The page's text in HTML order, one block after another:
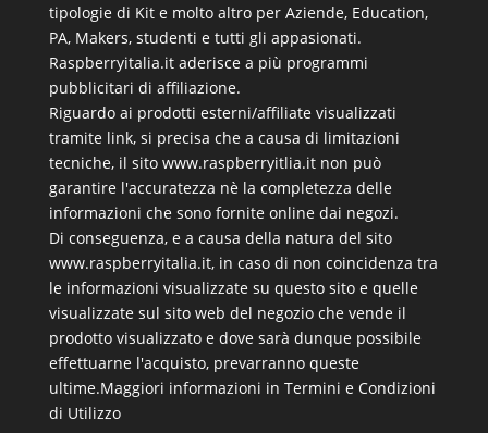
tipologie di Kit e molto altro per Aziende, Education,
PA, Makers, studenti e tutti gli appasionati.
Raspberryitalia.it aderisce a più programmi
pubblicitari di affiliazione.
Riguardo ai prodotti esterni/affiliate visualizzati
tramite link, si precisa che a causa di limitazioni
tecniche, il sito www.raspberryitlia.it non può
garantire l'accuratezza nè la completezza delle
informazioni che sono fornite online dai negozi.
Di conseguenza, e a causa della natura del sito
www.raspberryitalia.it, in caso di non coincidenza tra
le informazioni visualizzate su questo sito e quelle
visualizzate sul sito web del negozio che vende il
prodotto visualizzato e dove sarà dunque possibile
effettuarne l'acquisto, prevarranno queste
ultime.Maggiori informazioni in Termini e Condizioni
di Utilizzo